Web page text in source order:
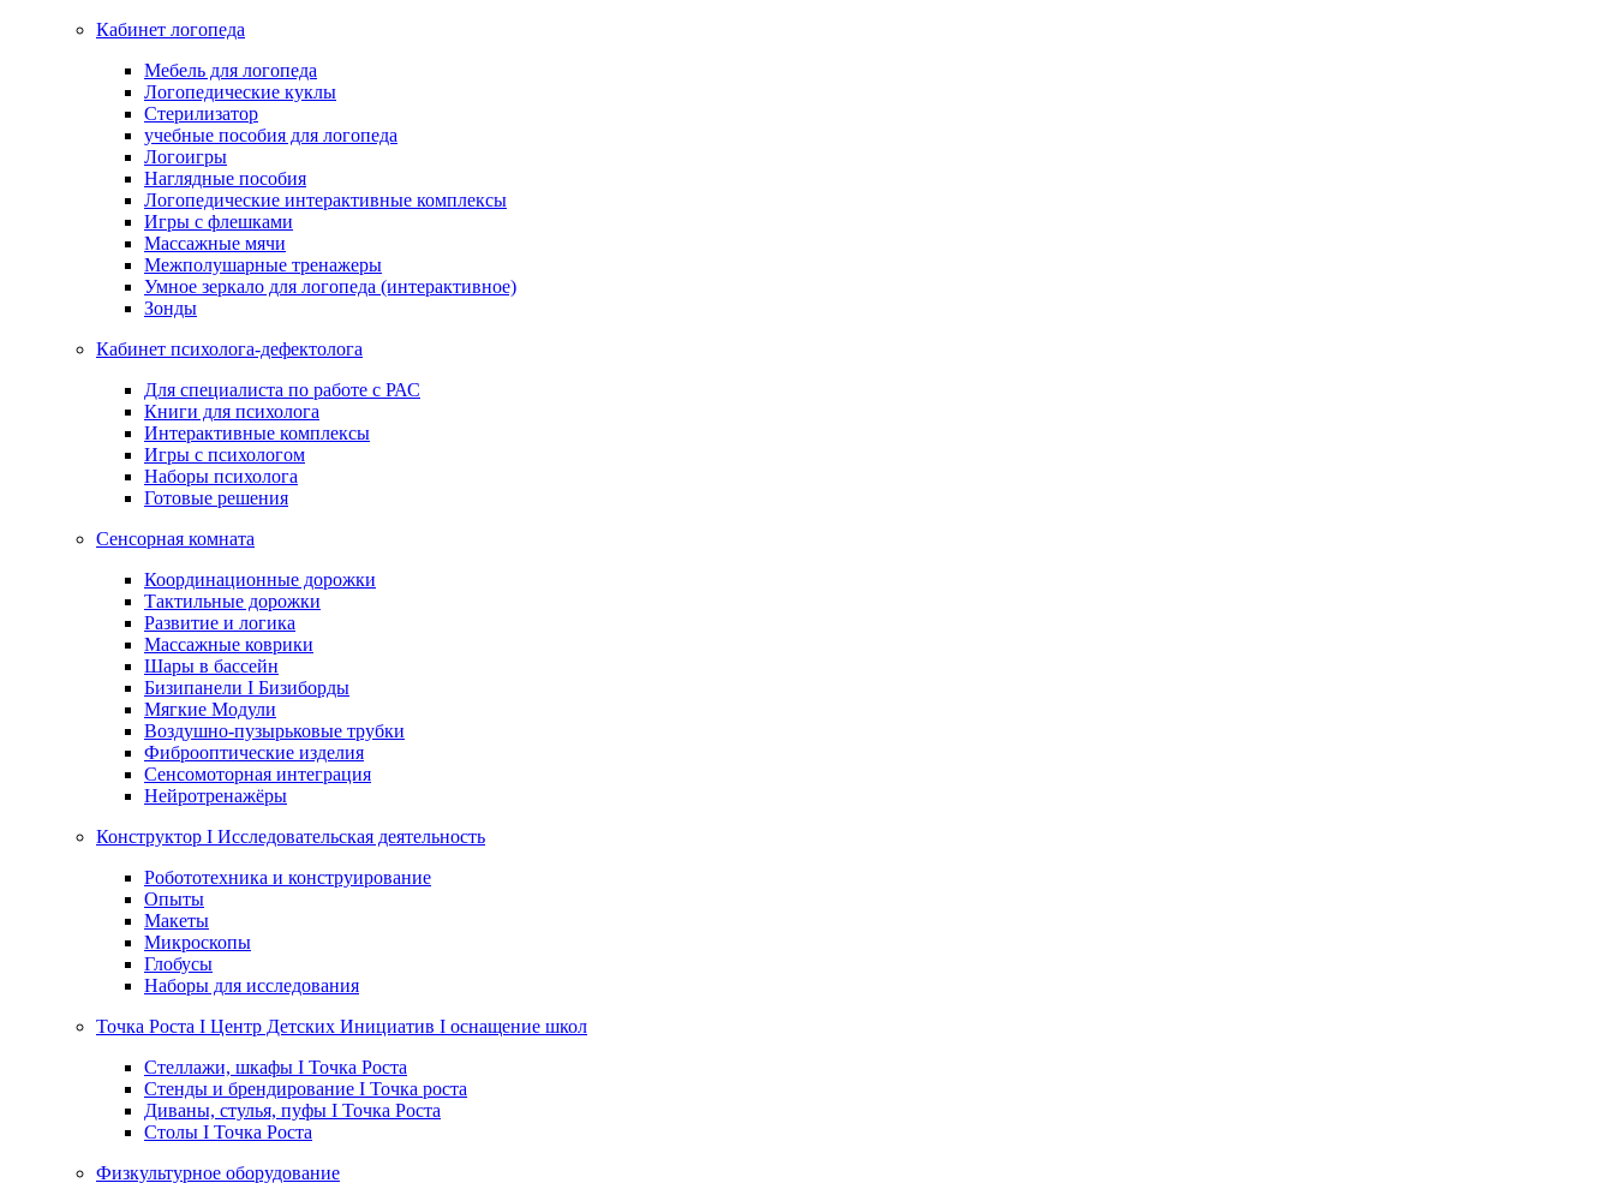
Кабинет логопеда
Мебель для логопеда
Логопедические куклы
Стерилизатор
учебные пособия для логопеда
Логоигры
Наглядные пособия
Логопедические интерактивные комплексы
Игры с флешками
Массажные мячи
Межполушарные тренажеры
Умное зеркало для логопеда (интерактивное)
Зонды
Кабинет психолога-дефектолога
Для специалиста по работе с РАС
Книги для психолога
Интерактивные комплексы
Игры с психологом
Наборы психолога
Готовые решения
Сенсорная комната
Координационные дорожки
Тактильные дорожки
Развитие и логика
Массажные коврики
Шары в бассейн
Бизипанели I Бизиборды
Мягкие Модули
Воздушно-пузырьковые трубки
Фиброоптические изделия
Сенсомоторная интеграция
Нейротренажёры
Конструктор I Исследовательская деятельность
Робототехника и конструирование
Опыты
Макеты
Микроскопы
Глобусы
Наборы для исследования
Точка Роста I Центр Детских Инициатив I оснащение школ
Стеллажи, шкафы I Точка Роста
Стенды и брендирование I Точка роста
Диваны, стулья, пуфы I Точка Роста
Столы I Точка Роста
Физкультурное оборудование